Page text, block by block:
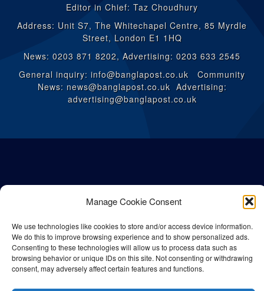
Manage Cookie Consent
We use technologies like cookies to store and/or access device information.
We do this to improve browsing experience and to show personalized ads.
Consenting to these technologies will allow us to process data such as
browsing behavior or unique IDs on this site. Not consenting or withdrawing
consent, may adversely affect certain features and functions.
Editor in Chief: Taz Choudhury
Address: Unit S7, The Whitechapel Centre, 85 Myrdle
Street, London E1 1HQ
News: 0203 871 8202, Advertising: 0203 633 2545
General inquiry: info@banglapost.co.uk Community
News: news@banglapost.co.uk Advertising:
advertising@banglapost.co.uk
© All rights reserved Bangla Post2026| Any unauthorised use or
reproduction of our content is strictly prohibited.